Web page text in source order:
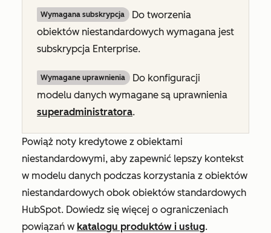
Wymagana subskrypcja
Do tworzenia
obiektów niestandardowych wymagana jest
subskrypcja Enterprise.
Wymagane uprawnienia
Do konfiguracji
modelu danych wymagane są uprawnienia
superadministratora.
Powiąż noty kredytowe z obiektami
niestandardowymi, aby zapewnić lepszy kontekst
w modelu danych podczas korzystania z obiektów
niestandardowych obok obiektów standardowych
HubSpot. Dowiedz się więcej o ograniczeniach
powiązań w katalogu produktów i usług.